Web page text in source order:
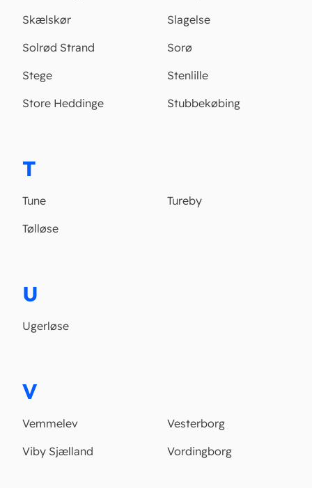
Skælskør
Slagelse
Solrød Strand
Sorø
Stege
Stenlille
Store Heddinge
Stubbekøbing
T
Tune
Tureby
Tølløse
U
Ugerløse
V
Vemmelev
Vesterborg
Viby Sjælland
Vordingborg